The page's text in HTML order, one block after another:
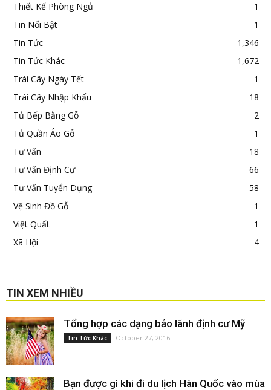
Thiết Kế Phòng Ngủ
1
Tin Nổi Bật
1
Tin Tức
1,346
Tin Tức Khác
1,672
Trái Cây Ngày Tết
1
Trái Cây Nhập Khẩu
18
Tủ Bếp Bằng Gỗ
2
Tủ Quần Áo Gỗ
1
Tư Vấn
18
Tư Vấn Định Cư
66
Tư Vấn Tuyển Dụng
58
Vệ Sinh Đồ Gỗ
1
Việt Quất
1
Xã Hội
4
TIN XEM NHIỀU
Tổng hợp các dạng bảo lãnh định cư Mỹ
Tin Tức Khác October 27, 2016
Bạn được gì khi đi du lịch Hàn Quốc vào mùa